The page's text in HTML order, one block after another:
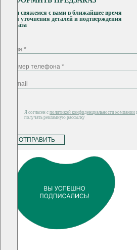
Мы свяжемся с вами в ближайшее время
для уточнения деталей и подтверждения
заказа
Я согласен с политикой конфиденциальности компании
получать рекламную рассылку
ОТПРАВИТЬ